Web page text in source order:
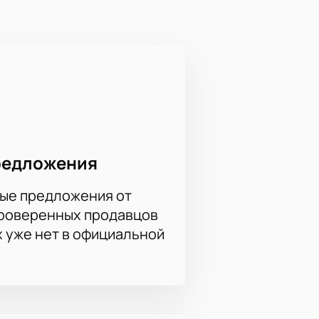
позиции, подробности
подскажут лучшие места и
предложения от
продавцов
нет в официальной